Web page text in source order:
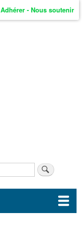
Adhérer - Nous soutenir